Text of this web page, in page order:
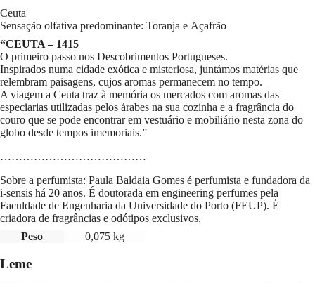
Ceuta
Sensação olfativa predominante: Toranja e Açafrão
“CEUTA – 1415
O primeiro passo nos Descobrimentos Portugueses.
Inspirados numa cidade exótica e misteriosa, juntámos matérias que
relembram paisagens, cujos aromas permanecem no tempo.
A viagem a Ceuta traz à memória os mercados com aromas das
especiarias utilizadas pelos árabes na sua cozinha e a fragrância do
couro que se pode encontrar em vestuário e mobiliário nesta zona do
globo desde tempos imemoriais.”
…………………………………
Sobre a perfumista: Paula Baldaia Gomes é perfumista e fundadora da
i-sensis há 20 anos. É doutorada em engineering perfumes pela
Faculdade de Engenharia da Universidade do Porto (FEUP). É
criadora de fragrâncias e odótipos exclusivos.
Peso
0,075 kg
Leme